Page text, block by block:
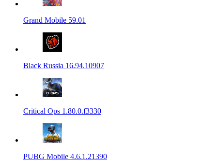
Grand Mobile 59.01
Black Russia 16.94.10907
Critical Ops 1.80.0.f3330
PUBG Mobile 4.6.1.21390